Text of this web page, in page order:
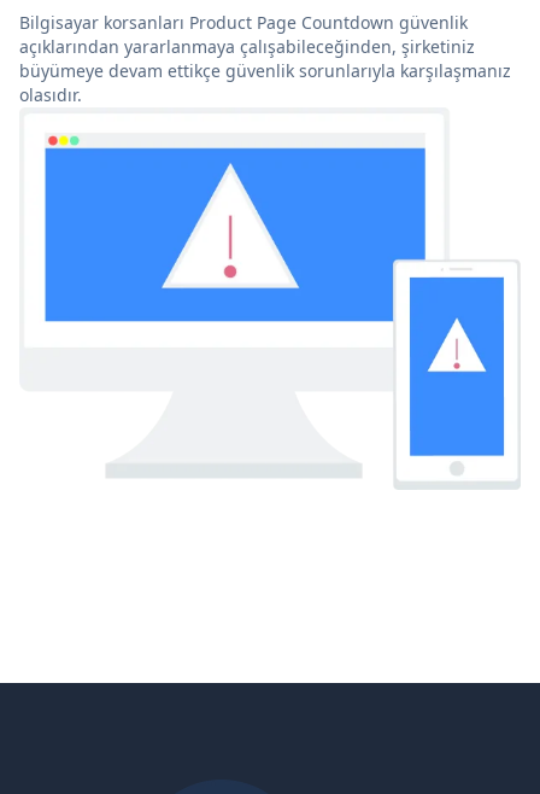
Bilgisayar korsanları Product Page Countdown güvenlik
açıklarından yararlanmaya çalışabileceğinden, şirketiniz
büyümeye devam ettikçe güvenlik sorunlarıyla karşılaşmanız
olasıdır.